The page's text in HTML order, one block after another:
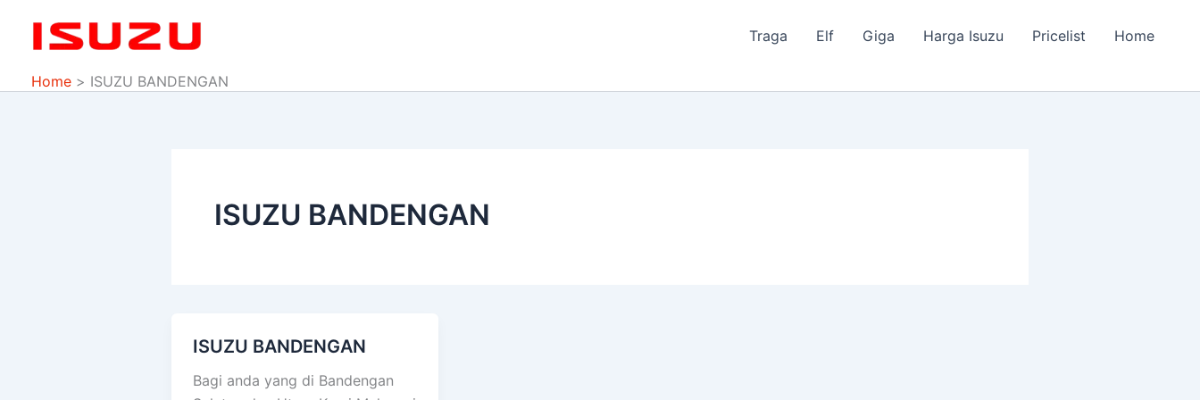
Traga Elf Giga Harga Isuzu Pricelist Home
Home ISUZU BANDENGAN
ISUZU BANDENGAN
ISUZU BANDENGAN
Bagi anda yang di Bandengan
ISUZU